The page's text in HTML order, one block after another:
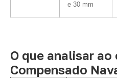
e 30 mm
O que analisar
Compensado